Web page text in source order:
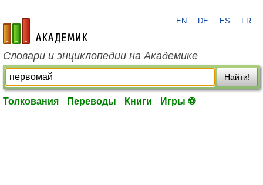
academic.ru
EN DE ES FR
Словари и энциклопедии на Академике
Найти!
Толкования Переводы Книги Игры ⚽